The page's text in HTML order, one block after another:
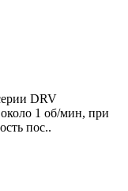
DRV
около 1 об/мин, при
пос..